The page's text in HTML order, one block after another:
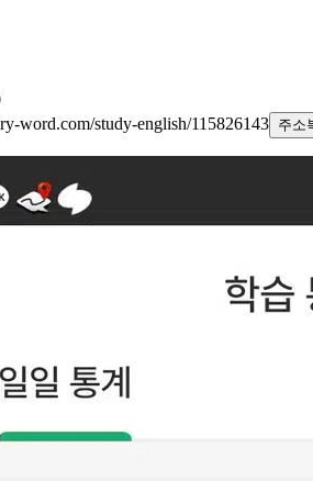
word.com/study-english/115826143 주소